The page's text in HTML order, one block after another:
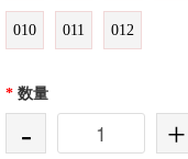
010 011 012
* 数量
- +